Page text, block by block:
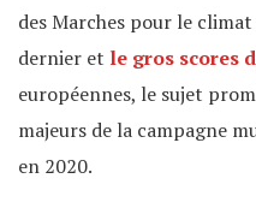
des Marches pour le
dernier et le gros scores
européennes, le sujet
majeurs de la campagne
en 2020.